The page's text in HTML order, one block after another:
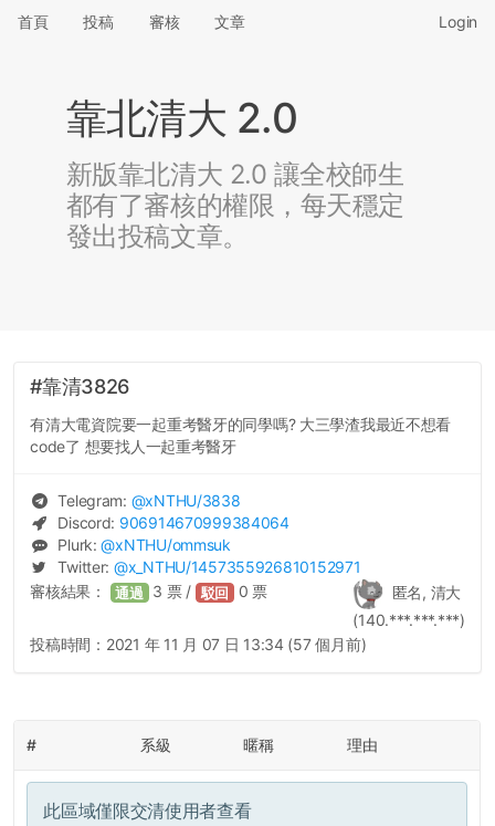
首頁 投稿 審核 文章 Login
靠北清大 2.0
新版靠北清大 2.0 讓全校師生
都有了審核的權限，每天穩定
發出投稿文章。
#靠清3826
有清大電資院要一起重考醫牙的同學嗎? 大三學渣我最近不想看
code了 想要找人一起重考醫牙
Telegram: @xNTHU/3838
Discord: 906914670999384064
Plurk:@xNTHU/ommsuk
Twitter: @x_NTHU/1457355926810152971
匿名, 清大
(140.***.***.***)
審核結果： 通過 3 票 / 駁回 0 票
投稿時間： 2021 年 11 月 07 日 13:34 (57 個月前)
# 系級 暱稱 理由
此區域僅限交清使用者查看